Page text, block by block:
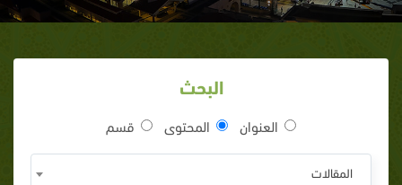
البحث
العنوان المحتوى قسم
المقالات